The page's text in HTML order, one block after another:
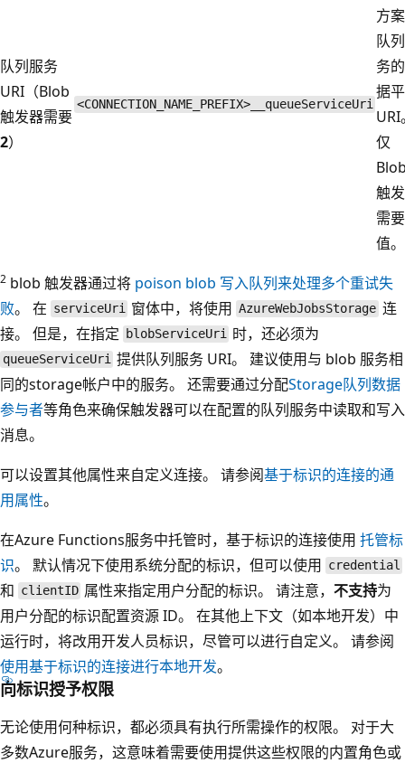
队列服务
URI（Blob
触发器需要
2）
<CONNECTION_NAME_PREFIX>__queueServiceUri
方
队
务
据
URI
仅
触
需
值。
2 blob 触发器通过将 poison blob 写入队列来处理多个重试失
败。 在 serviceUri 窗体中，将使用 AzureWebJobsStorage 连
接。 但是，在指定
blobServiceUri 时，还必须为
queueServiceUri 提供队列服务 URI。 建议使用与 blob 服务相
同的storage帐户中的服务。 还需要通过分配Storage队列数据
参与者等角色来确保触发器可以在配置的队列服务中读取和写入
消息。
可以设置其他属性来自定义连接。 请参阅基于标识的连接的通
用属性。
在Azure Functions服务中托管时，基于标识的连接使用 托管标
识。 默认情况下使用系统分配的标识，但可以使用 credential
和 clientID 属性来指定用户分配的标识。 请注意，不支持为
用户分配的标识配置资源 ID。 在其他上下文（如本地开发）中
运行时，将改用开发人员标识，尽管可以进行自定义。 请参阅
使用基于标识的连接进行本地开发。
向标识授予权限
无论使用何种标识，都必须具有执行所需操作的权限。 对于大
多数Azure服务，这意味着需要使用提供这些权限的内置角色或